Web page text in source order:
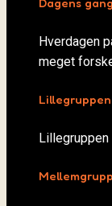
Hverdagen
meget
Lillegruppen